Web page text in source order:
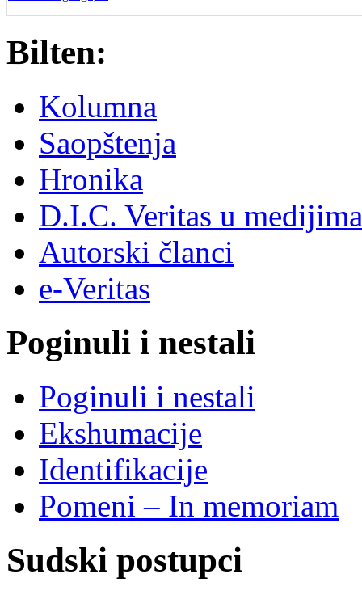
Bilten:
Kolumna
Saopštenja
Hronika
D.I.C. Veritas u medijima
Autorski članci
e-Veritas
Poginuli i nestali
Poginuli i nestali
Ekshumacije
Identifikacije
Pomeni – In memoriam
Sudski postupci